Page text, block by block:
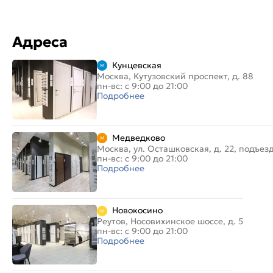
Адреса
Кунцевская
Москва, Кутузовский проспект, д. 88
пн-вс: с 9:00 до 21:00
Подробнее
Медведково
Москва, ул. Осташковская, д. 22,
пн-вс: с 9:00 до 21:00
Подробнее
Новокосино
Реутов, Носовихинское шоссе, д. 5
пн-вс: с 9:00 до 21:00
Подробнее